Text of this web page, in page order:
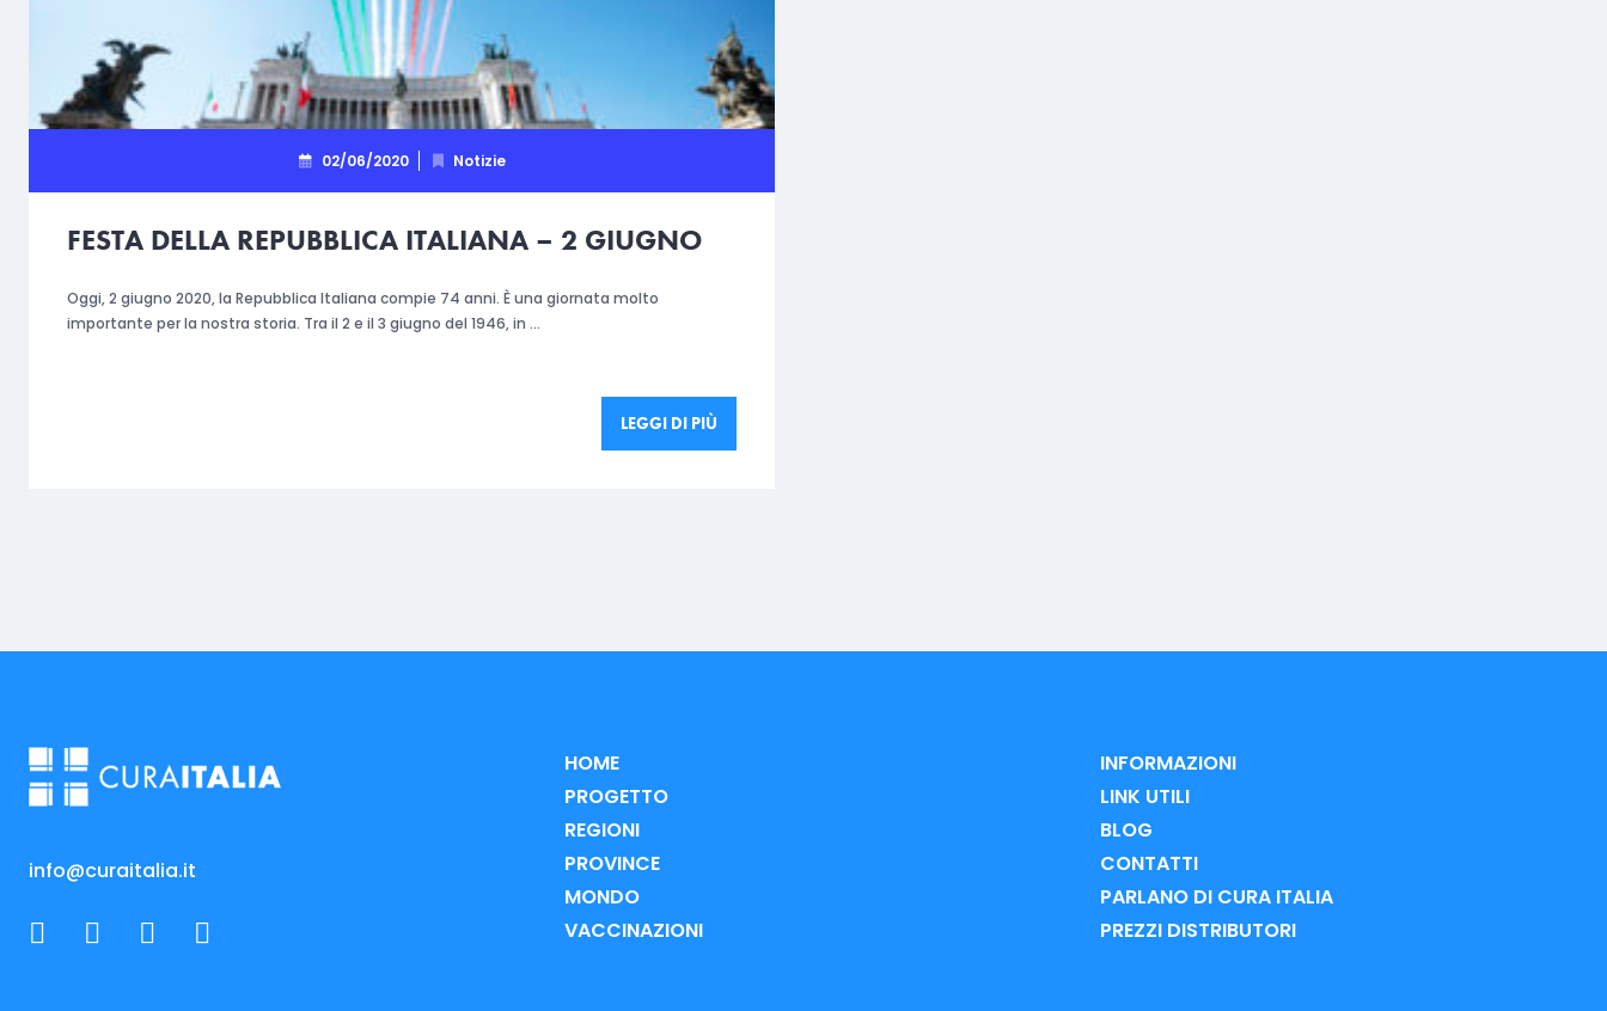
02/06/2020 Notizie
FESTA DELLA REPUBBLICA ITALIANA – 2 GIUGNO
Oggi, 2 giugno 2020, la Repubblica Italiana compie 74 anni. È una giornata molto
importante per la nostra storia. Tra il 2 e il 3 giugno del 1946, in …
LEGGI DI PIÙ
info@curaitalia.it
HOME
PROGETTO
REGIONI
PROVINCE
MONDO
VACCINAZIONI
INFORMAZIONI
LINK UTILI
BLOG
CONTATTI
PARLANO DI CURA ITALIA
PREZZI DISTRIBUTORI